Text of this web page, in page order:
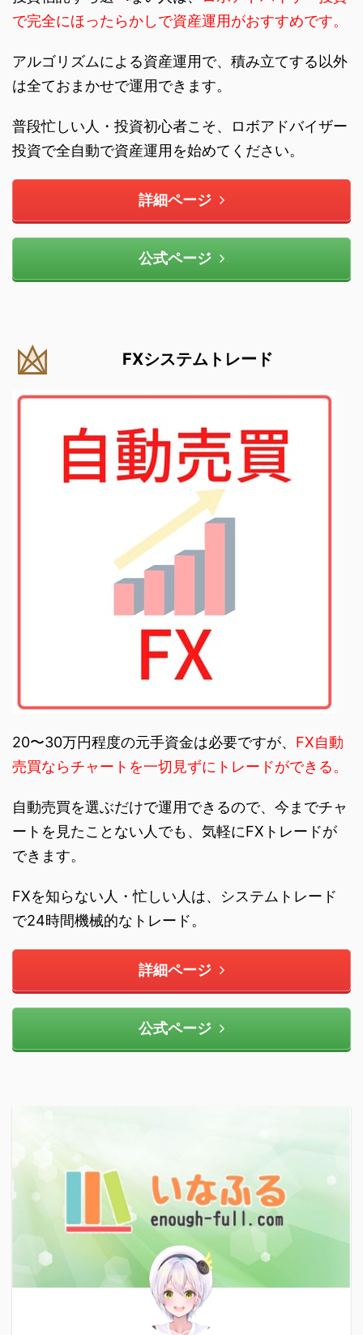
で完全にほったらかしで資産運用がおすすめです。
アルゴリズムによる資産運用で、積み立てする以外
は全ておまかせで運用できます。
普段忙しい人・投資初心者こそ、ロボアドバイザー
投資で全自動で資産運用を始めてください。
詳細ページ
公式ページ
FXシステムトレード
20〜30万円程度の元手資金は必要ですが、 FX自動
売買ならチャートを一切見ずにトレードができる。
自動売買を選ぶだけで運用できるので、今までチャ
ートを見たことない人でも、気軽にFXトレードが
できます。
FXを知らない人・忙しい人は、システムトレード
で24時間機械的なトレード。
詳細ページ
公式ページ